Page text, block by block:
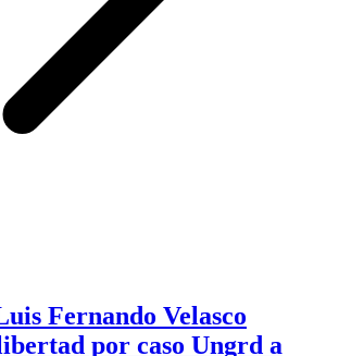
Fernando Velasco
por caso Ungrd a